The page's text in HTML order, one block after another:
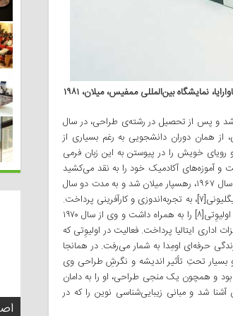
کاناگاوا[۵] در نزدیکی توکیو زاده شد و پس از تحصیل در رشته‌ی طراحی، در سال
شد. ماسانوری، از همان دوران دانشجویی به رغم بسیاری از
رویای خویش را در پیوستن به این زبان فرمی
و آموزه‌های آکادمیک خود را به نقد می‌کشید
تا اینکه سرانجام عزمِ سفر کرد و به میعادگاهِ طراحی خویش شتافت. وی در سال ۱۹۶۷، رهسپار میلان شد و به مدت دو سال
در استودیوی طراحی دو پیشگامِ طراحی ایتالیایی، آشیل و پیِر جیاکوموکاستیگلیونی[۷]، به تجربه‌اندوزی و کارآفرینی پرداخت.
کامیابی شگرف اومِدا در این دو سال، پیشنهاد همکاری از سوی شرکت معتبر اولیوِتی[۸] را به همراه داشت و وی از سال ۱۹۷۰
اداری ایتالیا پرداخت. فعالیت در اولیوِتی که
حرفه‌ای اومِدا به شمار می‌رفت. در همانجا
جنبش انقلابی ممفیس، اتوره سوتساس[۹] آشنا شد و بسیار تحتِ تأثیر اندیشه و نگرشِ طراحی وی
بود و همچون یک منجی طراحی، او را به دامان
شد و مبانی زیبایی‌شناسی نوین را که در